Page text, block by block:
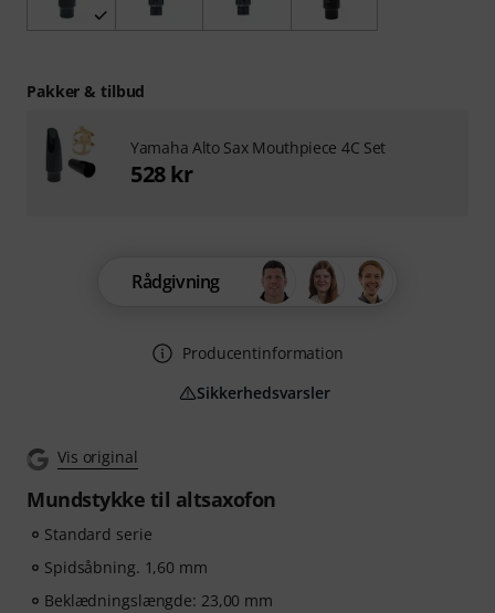
Vis original
Mundstykke til altsaxofon
Standard serie
Spidsåbning. 1,60 mm
Beklædningslængde: 23,00 mm
Rådgivning
Producentinformation
Sikkerhedsvarsler
Pakker & tilbud
Yamaha Alto Sax Mouthpiece 4C Set
528 kr